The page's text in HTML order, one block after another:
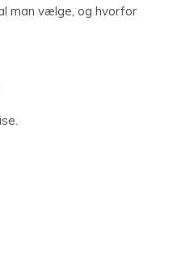
man vælge, og hvorfor